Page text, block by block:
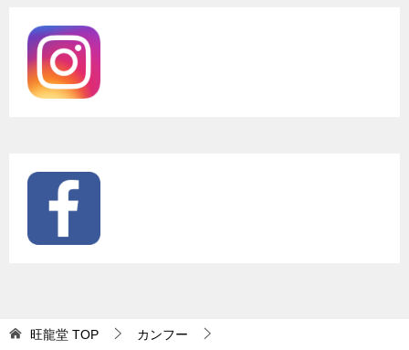
旺龍堂 TOP
カンフー